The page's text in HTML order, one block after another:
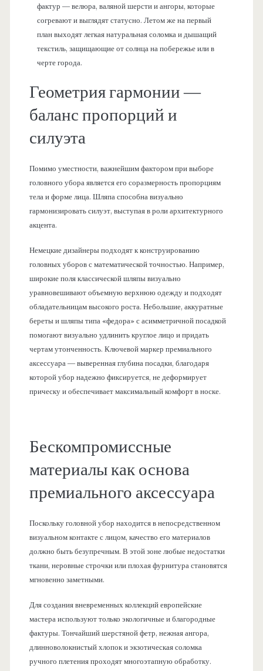
фактур — велюра, валяной шерсти и ангоры, которые
согревают и выглядят статусно. Летом же на первый
план выходят легкая натуральная соломка и дышащий
текстиль, защищающие от солнца на побережье или в
черте города.
Геометрия гармонии —
баланс пропорций и
силуэта
Помимо уместности, важнейшим фактором при выборе
головного убора является его соразмерность пропорциям
тела и форме лица. Шляпа способна визуально
гармонизировать силуэт, выступая в роли архитектурного
акцента.
Немецкие дизайнеры подходят к конструированию
головных уборов с математической точностью. Например,
широкие поля классической шляпы визуально
уравновешивают объемную верхнюю одежду и подходят
обладательницам высокого роста. Небольшие, аккуратные
береты и шляпы типа «федора» с асимметричной посадкой
помогают визуально удлинить круглое лицо и придать
чертам утонченность. Ключевой маркер премиального
аксессуара — выверенная глубина посадки, благодаря
которой убор надежно фиксируется, не деформирует
прическу и обеспечивает максимальный комфорт в носке.
Бескомпромиссные
материалы как основа
премиального аксессуара
Поскольку головной убор находится в непосредственном
визуальном контакте с лицом, качество его материалов
должно быть безупречным. В этой зоне любые недостатки
ткани, неровные строчки или плохая фурнитура становятся
мгновенно заметными.
Для создания вневременных коллекций европейские
мастера используют только экологичные и благородные
фактуры. Тончайший шерстяной фетр, нежная ангора,
длинноволокнистый хлопок и экзотическая соломка
ручного плетения проходят многоэтапную обработку.